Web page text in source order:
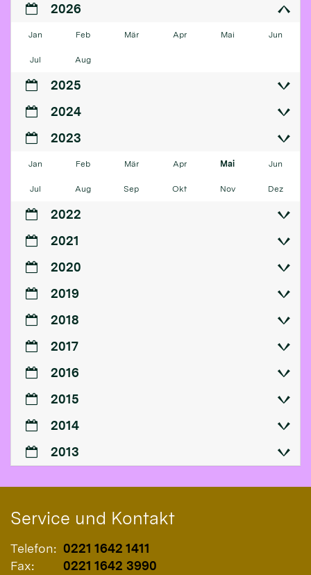
2026
Jan Feb Mär Apr Mai Jun
Jul Aug
2025
2024
2023
Jan Feb Mär Apr Mai Jun
Jul Aug Sep Okt Nov Dez
2022
2021
2020
2019
2018
2017
2016
2015
2014
2013
Service und Kontakt
Telefon: 0221 1642 1411
Fax:
0221 1642 3990